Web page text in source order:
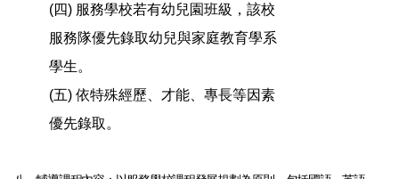
(四) 服務學校若有幼兒園班級，該校
服務隊優先錄取幼兒與家庭教育學系
學生。
(五) 依特殊經歷、才能、專長等因素
優先錄取。